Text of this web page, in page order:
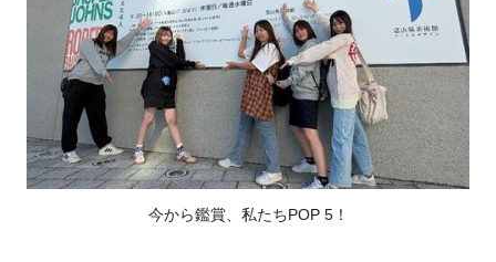
今から鑑賞、私たちPOP 5！